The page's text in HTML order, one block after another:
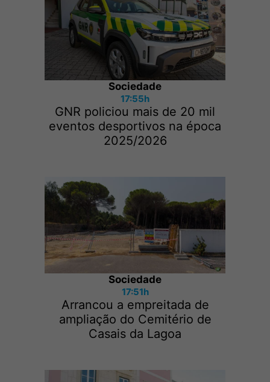
Sociedade
17:55h
GNR policiou mais de 20 mil
eventos desportivos na época
2025/2026
Sociedade
17:51h
Arrancou a empreitada de
ampliação do Cemitério de
Casais da Lagoa